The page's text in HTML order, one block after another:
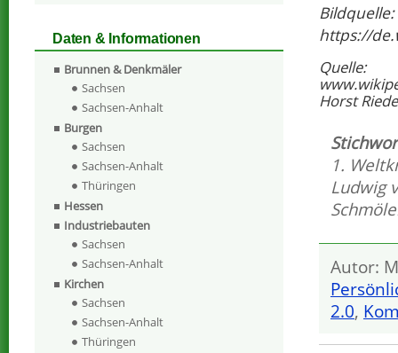
Bildquelle:
https://
Quelle:
Horst
1.
Ludwig
Autor:
2.0,
Daten & Informationen
Brunnen & Denkmäler
Sachsen
Sachsen-Anhalt
Burgen
Sachsen
Sachsen-Anhalt
Thüringen
Hessen
Industriebauten
Sachsen
Sachsen-Anhalt
Kirchen
Sachsen
Sachsen-Anhalt
Thüringen